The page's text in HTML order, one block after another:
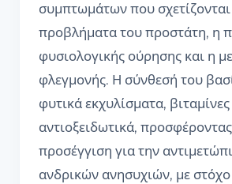
συμπτωμάτων που
προβλήματα του προστάτη, η
φυσιολογικής ούρησης και η
φλεγμονής. Η σύνθεσή του
φυτικά εκχυλίσματα, βιταμίνες
αντιοξειδωτικά,
προσέγγιση για την
ανδρικών ανησυχιών, με